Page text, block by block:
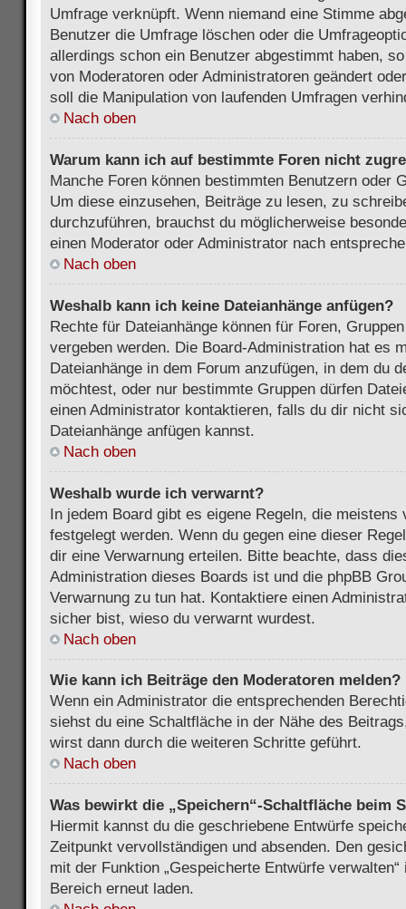
Umfrage verknüpft. Wenn niemand eine Stimme
Benutzer die Umfrage löschen oder die
allerdings schon ein Benutzer abgestimmt haben,
von Moderatoren oder Administratoren geändert
soll die Manipulation von laufenden Umfragen
Nach oben
Warum kann ich auf bestimmte Foren nicht
Manche Foren können bestimmten Benutzern oder
Um diese einzusehen, Beiträge zu lesen, zu
durchzuführen, brauchst du möglicherweise
einen Moderator oder Administrator nach
Nach oben
Weshalb kann ich keine Dateianhänge anfügen?
Rechte für Dateianhänge können für Foren,
vergeben werden. Die Board-Administration hat es
Dateianhänge in dem Forum anzufügen, in dem du
möchtest, oder nur bestimmte Gruppen dürfen
einen Administrator kontaktieren, falls du dir nicht
Dateianhänge anfügen kannst.
Nach oben
Weshalb wurde ich verwarnt?
In jedem Board gibt es eigene Regeln, die meistens
festgelegt werden. Wenn du gegen eine dieser
dir eine Verwarnung erteilen. Bitte beachte, dass
Administration dieses Boards ist und die phpBB
Verwarnung zu tun hat. Kontaktiere einen
sicher bist, wieso du verwarnt wurdest.
Nach oben
Wie kann ich Beiträge den Moderatoren melden?
Wenn ein Administrator die entsprechenden
siehst du eine Schaltfläche in der Nähe des
wirst dann durch die weiteren Schritte geführt.
Nach oben
Was bewirkt die „Speichern“-Schaltfläche beim
Hiermit kannst du die geschriebene Entwürfe
Zeitpunkt vervollständigen und absenden. Den
mit der Funktion „Gespeicherte Entwürfe
Bereich erneut laden.